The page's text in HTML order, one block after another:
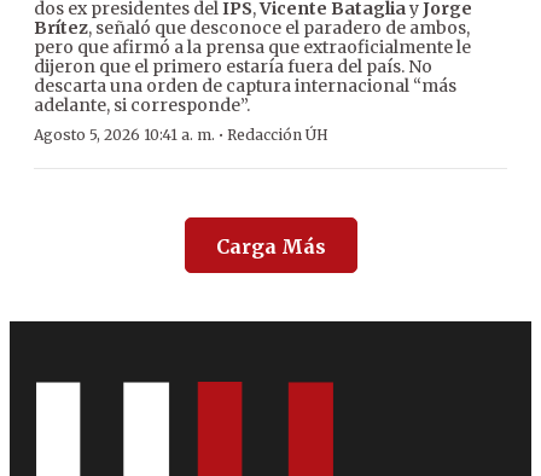
dos ex presidentes delIPS,Vicente BatagliayJorge
Brítez, señaló que desconoce el paradero de ambos,
pero que afirmó a la prensa que extraoficialmente le
dijeron que el primero estaría fuera del país. No
descarta una orden de captura internacional “más
adelante, si corresponde”.
Agosto 5, 2026 10:41 a. m. · Redacción ÚH
Carga Más